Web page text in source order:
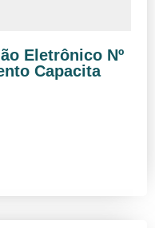
Eletrônico Nº
Capacita